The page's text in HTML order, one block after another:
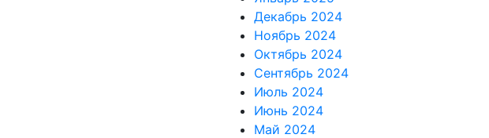
Декабрь 2024
Ноябрь 2024
Октябрь 2024
Сентябрь 2024
Июль 2024
Июнь 2024
Май 2024